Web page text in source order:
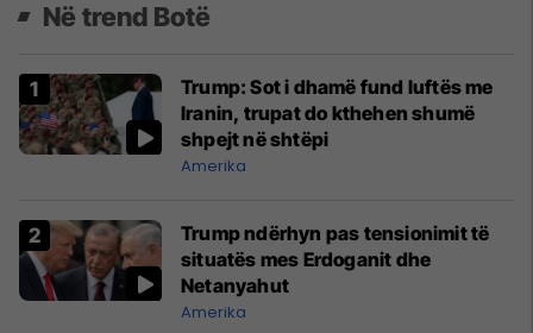
Në trend Botë
Trump: Sot i dhamë fund luftës me
Iranin, trupat do kthehen shumë
shpejt në shtëpi
Amerika
Trump ndërhyn pas tensionimit të
situatës mes Erdoganit dhe
Netanyahut
Amerika